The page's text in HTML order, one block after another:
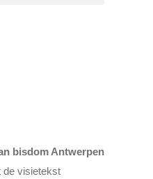
bisdom Antwerpen
de visietekst